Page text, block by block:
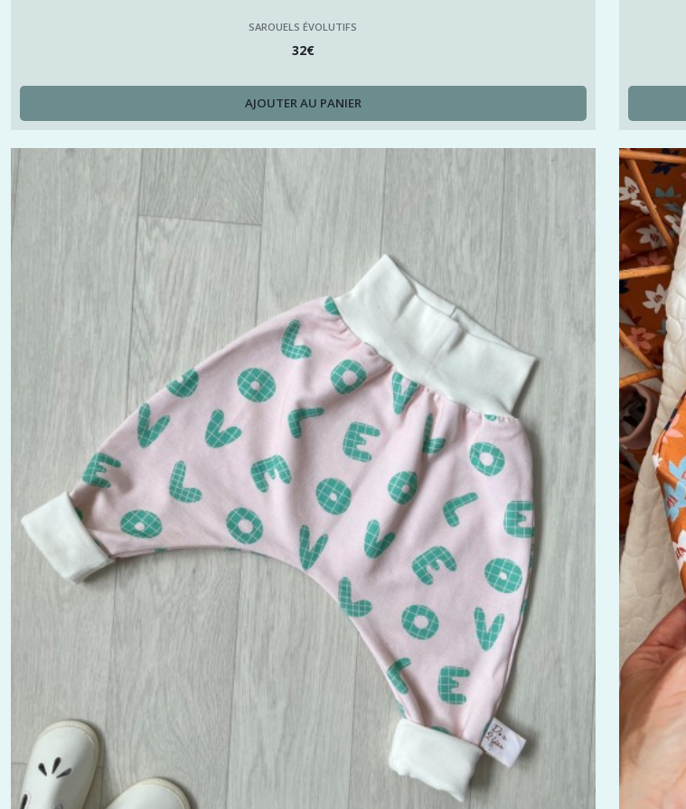
SAROUELS ÉVOLUTIFS
32€
AJOUTER AU PANIER